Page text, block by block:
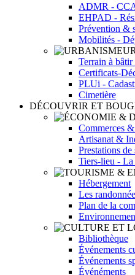
ADMR -
EHPAD -
Prévention &
Mobilités -
Terrain à
Certificats-
PLUi -
Cimetière
DÉCOUVRIR ET
Commerces
Artisanat &
Prestations de
Tiers-lieu - La
Hébergement
Les
Plan de la
Bibliothèque
Événements
Événements
Événéments